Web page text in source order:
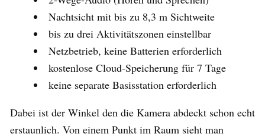
Nachtsicht mit bis zu 8,3 m Sichtweite
bis zu drei Aktivitätszonen einstellbar
Netzbetrieb, keine Batterien erforderlich
kostenlose Cloud-Speicherung für 7 Tage
keine separate Basisstation erforderlich
Dabei ist der Winkel den die Kamera abdeckt schon echt
erstaunlich. Von einem Punkt im Raum sieht man